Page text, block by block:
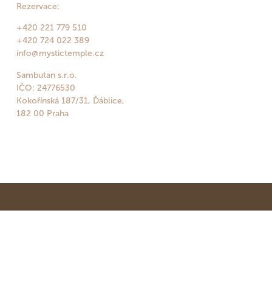
Rezervace:
+420 221 779 510
+420 724 022 389
info@mystictemple.cz
Sambutan s.r.o.
IČO: 24776530
Kokořínská 187/31, Ďáblice,
182 00 Praha